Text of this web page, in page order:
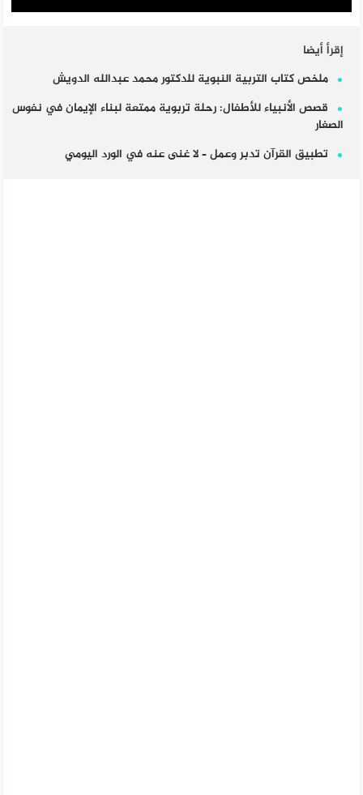
إقرأ أيضا
ملخص كتاب التربية النبوية للدكتور محمد عبدالله الدويش
قصص الأنبياء للأطفال: رحلة تربوية ممتعة لبناء الإيمان في نفوس
الصغار
تطبيق القرآن تدبر وعمل – لا غنى عنه في الورد اليومي